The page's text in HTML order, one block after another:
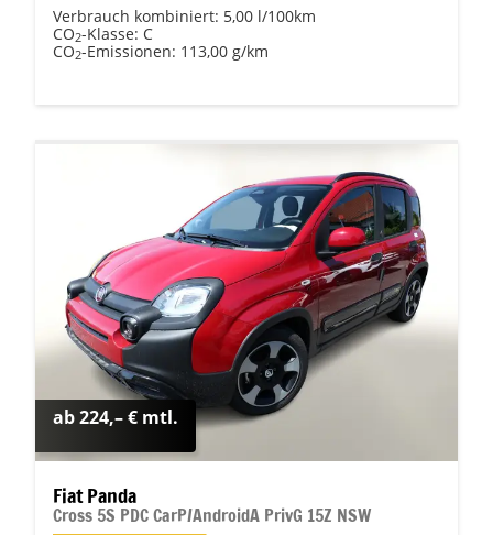
Verbrauch kombiniert: 5,00 l/100km
CO2-Klasse: C
CO2-Emissionen: 113,00 g/km
ab 224,– € mtl.
Fiat Panda
Cross 5S PDC CarP/AndroidA PrivG 15Z NSW